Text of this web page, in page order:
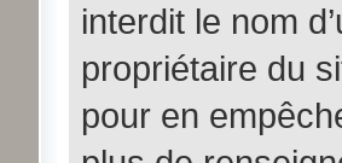
interdit le nom
propriétaire du
pour en